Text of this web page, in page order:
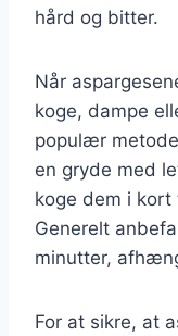
hård og bitter.
Når
koge, dampe
populær
en gryde med
koge dem i
Generelt
minutter,
For at sikre, at